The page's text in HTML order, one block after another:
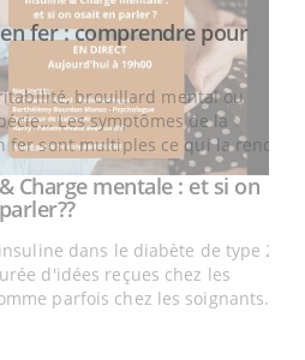
Charge mentale : et si on
Youtube
dans le diabète de type 2
d'idées reçues chez les
parfois chez les soignants.